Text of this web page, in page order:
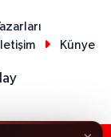
İletişim Künye